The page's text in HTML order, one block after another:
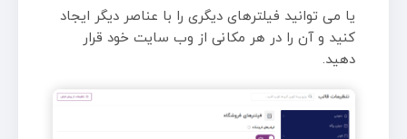
یا می توانید فیلترهای دیگری را با عناصر دیگر ایجاد
کنید و آن را در هر مکانی از وب سایت خود قرار
دهید.